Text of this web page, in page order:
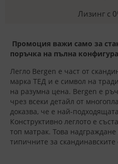
Лизинг с
Промоция важи само за
поръчка на пълна
Легло Bergen е част от
марка ТЕД и е символ на
на разумна цена. Bergen е
чрез всеки детайл от
доказва, че е най-
Конструктивно леглото е
топ матрак. Това
типичните за